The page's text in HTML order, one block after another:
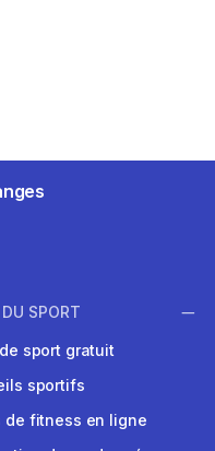
DU SPORT
sport gratuit
sportifs
de fitness en ligne